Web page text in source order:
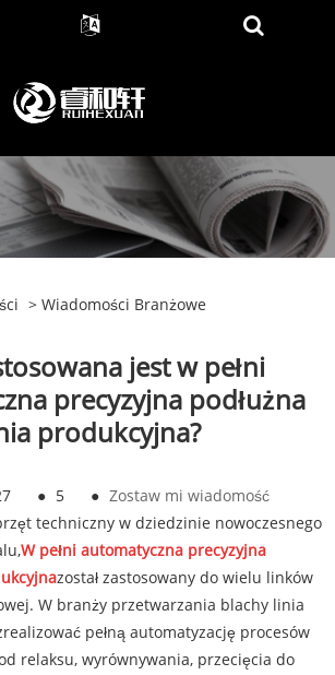
> Wiadomości Branżowe
jest w pełni
precyzyjna podłużna
produkcyjna?
● 5 ● Zostaw mi wiadomość
techniczny w dziedzinie nowoczesnego
W pełni automatyczna precyzyjna
został zastosowany do wielu linków
W branży przetwarzania blachy linia
pełną automatyzację procesów
relaksu, wyrównywania, przecięcia do